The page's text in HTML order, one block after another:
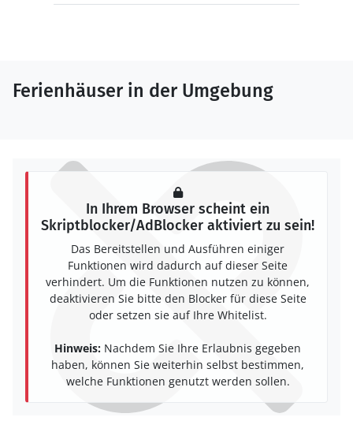
Ferienhäuser in der Umgebung
In Ihrem Browser scheint ein
Skriptblocker/AdBlocker aktiviert zu sein!
Das Bereitstellen und Ausführen einiger
Funktionen wird dadurch auf dieser Seite
verhindert. Um die Funktionen nutzen zu können,
deaktivieren Sie bitte den Blocker für diese Seite
oder setzen sie auf Ihre Whitelist.
Hinweis: Nachdem Sie Ihre Erlaubnis gegeben
haben, können Sie weiterhin selbst bestimmen,
welche Funktionen genutzt werden sollen.